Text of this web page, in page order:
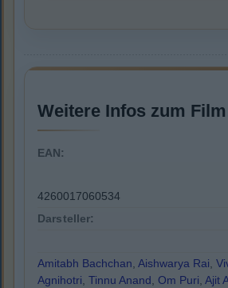
Weitere Infos zum
EAN:
4260017060534
Darsteller:
Amitabh Bachchan, Aishwarya Rai,
Agnihotri, Tinnu Anand, Om Puri, Ajit